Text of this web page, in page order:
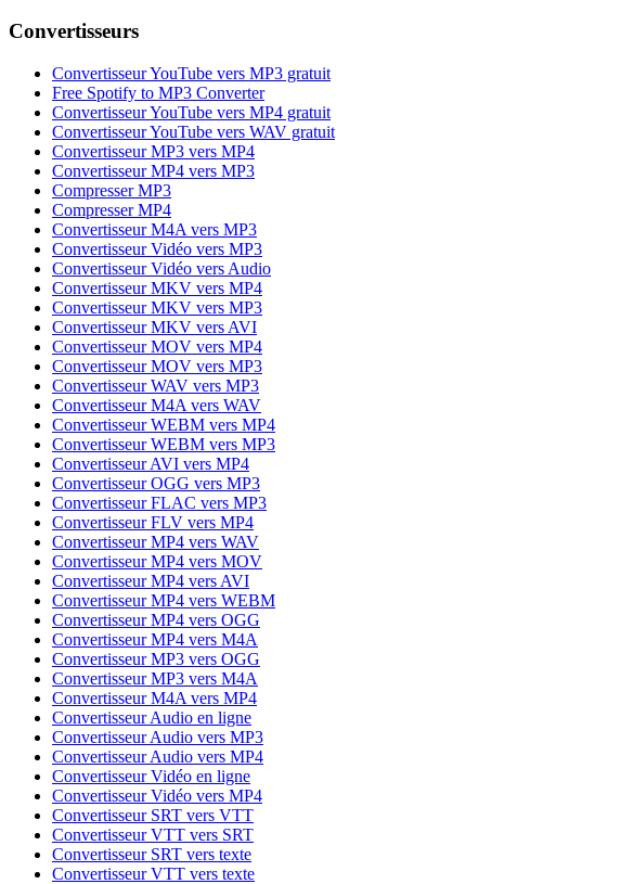
Convertisseurs
Convertisseur YouTube vers MP3 gratuit
Free Spotify to MP3 Converter
Convertisseur YouTube vers MP4 gratuit
Convertisseur YouTube vers WAV gratuit
Convertisseur MP3 vers MP4
Convertisseur MP4 vers MP3
Compresser MP3
Compresser MP4
Convertisseur M4A vers MP3
Convertisseur Vidéo vers MP3
Convertisseur Vidéo vers Audio
Convertisseur MKV vers MP4
Convertisseur MKV vers MP3
Convertisseur MKV vers AVI
Convertisseur MOV vers MP4
Convertisseur MOV vers MP3
Convertisseur WAV vers MP3
Convertisseur M4A vers WAV
Convertisseur WEBM vers MP4
Convertisseur WEBM vers MP3
Convertisseur AVI vers MP4
Convertisseur OGG vers MP3
Convertisseur FLAC vers MP3
Convertisseur FLV vers MP4
Convertisseur MP4 vers WAV
Convertisseur MP4 vers MOV
Convertisseur MP4 vers AVI
Convertisseur MP4 vers WEBM
Convertisseur MP4 vers OGG
Convertisseur MP4 vers M4A
Convertisseur MP3 vers OGG
Convertisseur MP3 vers M4A
Convertisseur M4A vers MP4
Convertisseur Audio en ligne
Convertisseur Audio vers MP3
Convertisseur Audio vers MP4
Convertisseur Vidéo en ligne
Convertisseur Vidéo vers MP4
Convertisseur SRT vers VTT
Convertisseur VTT vers SRT
Convertisseur SRT vers texte
Convertisseur VTT vers texte